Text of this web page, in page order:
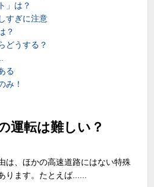
」は？
すぎに注意
？
どうする？
る
み！
運転は難しい？
は、ほかの高速道路にはない特殊
ります。たとえば......